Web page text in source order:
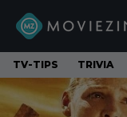
TV-TIPS TRIVIA